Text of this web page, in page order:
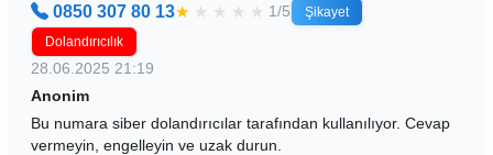
0850 307 80 13★ ★ ★ ★ ★ 1/5
Şikayet
Dolandırıcılık
28.06.2025 21:19
Anonim
Bu numara siber dolandırıcılar tarafından kullanılıyor. Cevap
vermeyin, engelleyin ve uzak durun.